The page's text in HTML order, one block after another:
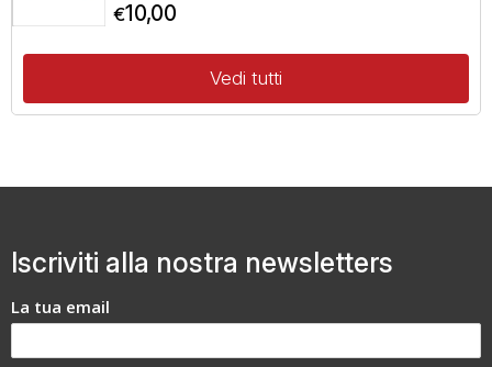
€10,00
Vedi tutti
Iscriviti alla nostra newsletters
La tua email